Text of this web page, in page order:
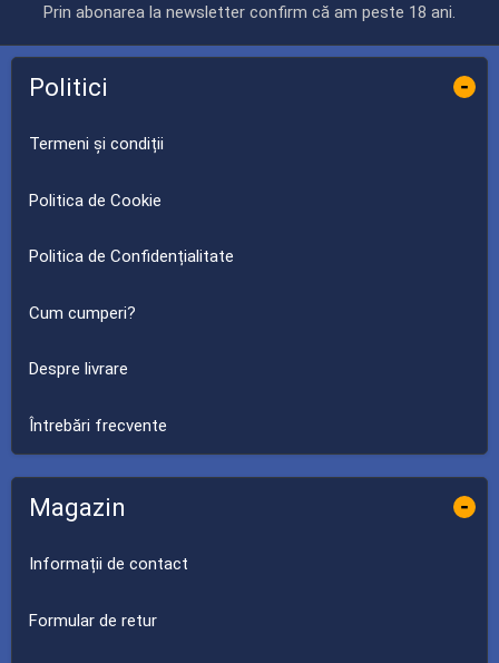
Prin abonarea la newsletter confirm că am peste 18 ani.
Politici -
Termeni și condiții
Politica de Cookie
Politica de Confidențialitate
Cum cumperi?
Despre livrare
Întrebări frecvente
Magazin -
Informații de contact
Formular de retur